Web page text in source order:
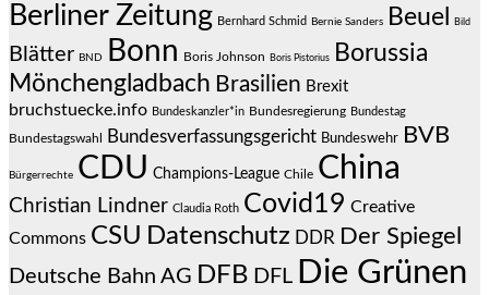
Berliner Zeitung Bernhard Schmid Bernie Sanders Beuel Bild
Blätter BND Bonn Boris Johnson Boris Pistorius
Borussia
Mönchengladbach Brasilien Brexit
bruchstuecke.info Bundeskanzler*in Bundesregierung Bundestag
Bundestagswahl Bundesverfassungsgericht Bundeswehr BVB
Bürgerrechte CDU Champions-League Chile China
Christian Lindner Claudia Roth Covid19 Creative
Commons CSU Datenschutz DDR Der Spiegel
Deutsche Bahn AG DFB DFL Die Grünen